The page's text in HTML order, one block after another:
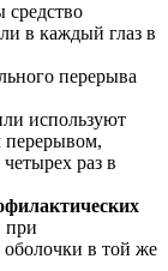
средство
в каждый глаз в
перерыва
используют
раз в
при
в той же